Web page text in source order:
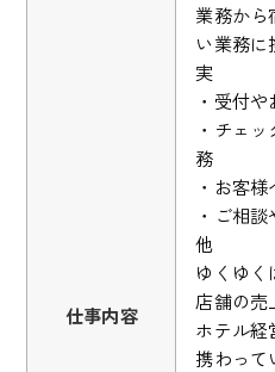
仕事内容
業務から
い業務
実
・受付
・チェ
務
・お客
・ご相
他
ゆくゆ
店舗の売
ホテル経
携わって